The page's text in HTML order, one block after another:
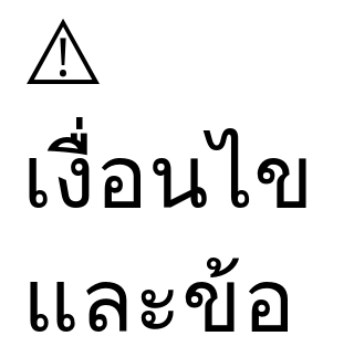
จะสามารถรับพลังงานได้
ส่งให้ผู้อื่นได้ แต่จะไม่
ให้ผู้อื่นไป
Attuneต่อไป
เรื่อยๆได้
และ พลังงานนี้คือ
จากเว็บไซต์
https://www.olegabriels
en.com/คุณสามารถ
Divine To Earth
ตรงจาก ต้นทาง ต่างกัน
อย่างไร
ถ้าคุณเก่งภาษาอังกฤษ
และ สามารถทำสมาธิใน
การเชื่อม
Chiball
ได้ด้วย
ปกป้องพลังงานของตัวเอง
ได้ และไม่ต้องการการ
สนับสนุนจากฉัน คุณ
⚠️
เงื่อนไข
และข้อ